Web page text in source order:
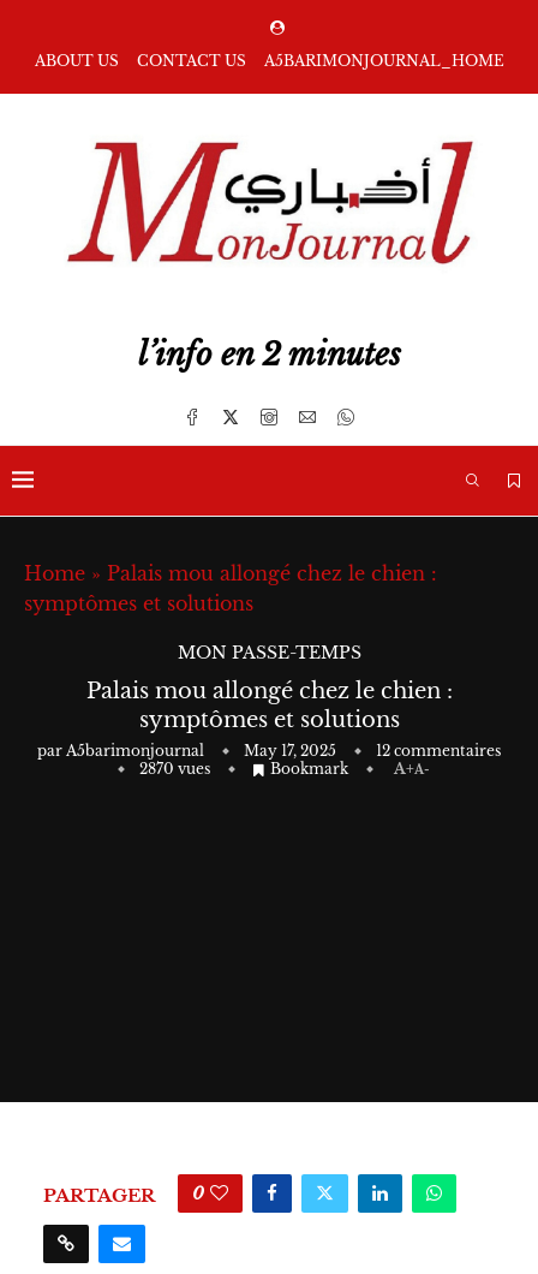
ABOUT US CONTACT US A5BARIMONJOURNAL_HOME
l’info en 2 minutes
Home » Palais mou allongé chez le chien :
symptômes et solutions
MON PASSE-TEMPS
Palais mou allongé chez le chien :
symptômes et solutions
par A5barimonjournal May 17, 2025
12 commentaires
2870 vues Bookmark A+A-
PARTAGER 0